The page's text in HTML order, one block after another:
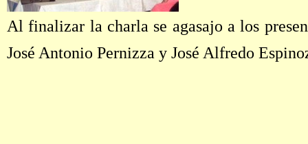
Al finalizar la charla se agasajo a los
José Antonio Pernizza y José Alfredo